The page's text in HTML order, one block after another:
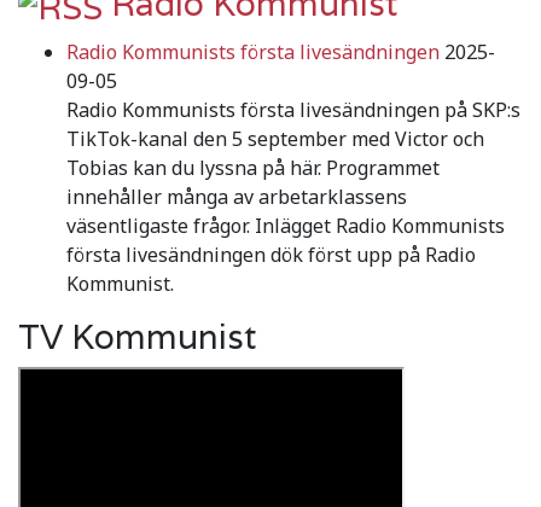
Radio Kommunists första livesändningen 2025-
09-05
Radio Kommunists första livesändningen på SKP:s
TikTok-kanal den 5 september med Victor och
Tobias kan du lyssna på här. Programmet
innehåller många av arbetarklassens
väsentligaste frågor. Inlägget Radio Kommunists
första livesändningen dök först upp på Radio
Kommunist.
TV Kommunist